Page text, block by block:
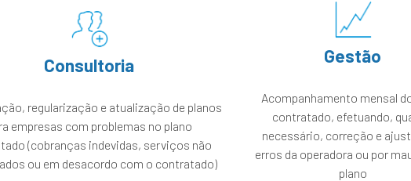
Consultoria
regularização e atualização de planos
empresas com problemas no plano
(cobranças indevidas, serviços não
ou em desacordo com o contratado)
Gestão
Acompanhamento mensal
contratado, efetuando,
necessário, correção e
erros da operadora ou por
plano